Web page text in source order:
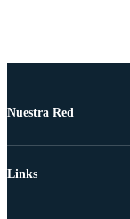
Nuestra Red
Links